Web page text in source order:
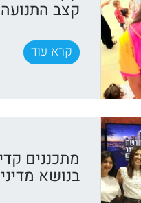
קצב
קרא עוד
מתכננים
בנושא